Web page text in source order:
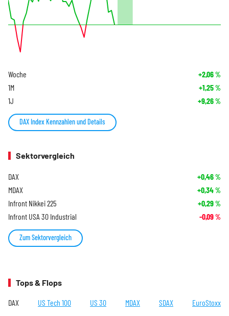
Woche +2,06%
1M +1,25%
1J +9,26%
DAX Index Kennzahlen und Details
Sektorvergleich
DAX +0,46%
MDAX +0,34%
Infront Nikkei 225 +0,29%
Infront USA 30 Industrial -0,09%
Zum Sektorvergleich
Tops & Flops
DAX US Tech 100 US 30 MDAX SDAX EuroStoxx